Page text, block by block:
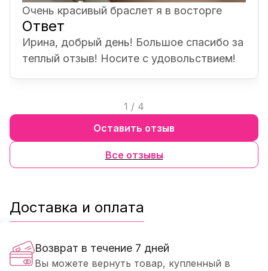
Очень красивый браслет я в восторге
Ответ
Ирина, добрый день! Большое спасибо за
теплый отзыв! Носите с удовольствием!
1 / 4
Все отзывы
Оставить отзыв
Доставка и оплата
Возврат в течение 7 дней
Вы можете вернуть товар, купленный в